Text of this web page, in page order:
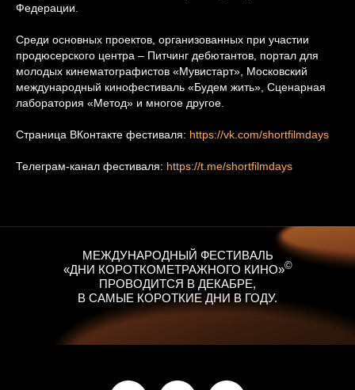
Федерации.
Среди основных проектов, организованных при участии
продюсерского центра – Питчинг дебютантов, портал для
молодых кинематографистов «Мувистарт», Московский
международный кинофестиваль «Будем жить», Сценарная
лаборатория «Метод» и многое другое.
Страница ВКонтакте фестиваля: https://vk.com/shortfilmdays
Телеграм-канал фестиваля: https://t.me/shortfilmdays
МЕЖДУНАРОДНЫЙ ФЕСТИВАЛЬ
«ДНИ КОРОТКОМЕТРАЖНОГО КИНО»©
ПРОВОДИТСЯ В ДЕКАБРЕ,
В САМЫЕ КОРОТКИЕ ДНИ В ГОДУ.